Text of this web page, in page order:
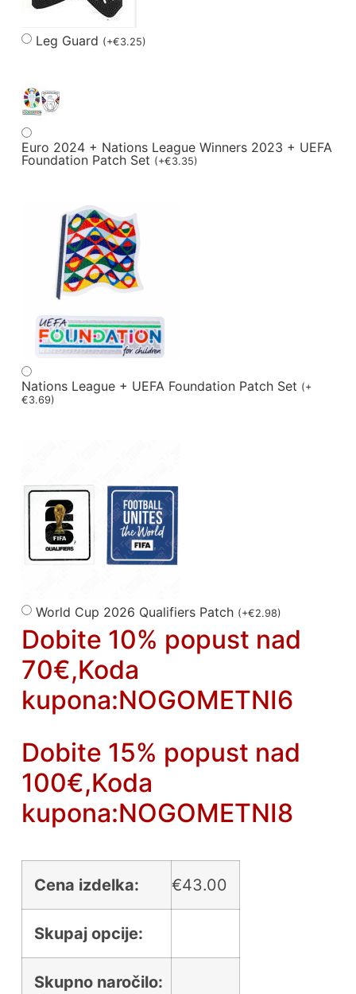
Leg Guard (+€3.25)
Euro 2024 + Nations League Winners 2023 + UEFA
Foundation Patch Set (+€3.35)
Nations League + UEFA Foundation Patch Set (+
€3.69)
World Cup 2026 Qualifiers Patch (+€2.98)
Dobite 10% popust nad
70€,Koda
kupona:NOGOMETNI6
Dobite 15% popust nad
100€,Koda
kupona:NOGOMETNI8
Cena izdelka: €43.00
Skupaj opcije:
Skupno naročilo: